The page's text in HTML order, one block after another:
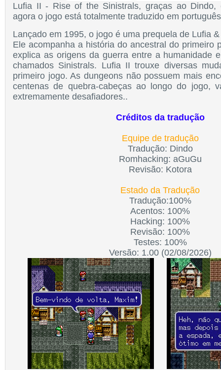
Lufia II - Rise of the Sinistrals, graças ao Dindo,
agora o jogo está totalmente traduzido em
Lançado em 1995, o jogo é uma prequela de Lufia
Ele acompanha a história do ancestral do primeiro
explica as origens da guerra entre a humanidade
chamados Sinistrals. Lufia II trouxe diversas
primeiro jogo. As dungeons não possuem mais
centenas de quebra-cabeças ao longo do jogo,
extremamente desafiadores..
Créditos da tradução
Equipe de tradução
Tradução: Dindo
Romhacking: aGuGu
Revisão: Kotora
Estado da Tradução
Tradução:100%
Acentos: 100%
Hacking: 100%
Revisão: 100%
Testes: 100%
Versão: 1.00 (02/08/2026)